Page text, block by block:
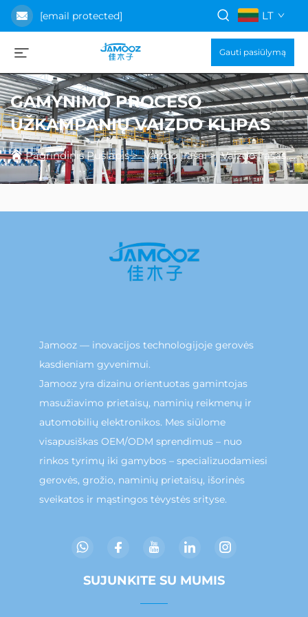
[email protected] LT
Gauti pasiūlymą
GAMYNIMO PROCESO
UŽKAMPANIŲ VAIZDO KLIPAS
Pagrindinis Puslapis>Vaizdo Įrašai>Vaizdo įrašas apie gamybos procesą
Jamooz — inovacijos technologijoje gerovės
kasdieniam gyvenimui.
Jamooz yra dizainu orientuotas gamintojas
masužiavimo prietaisų, naminių reikmenų ir
automobilių elektronikos. Mes siūlome
visapusiškas OEM/ODM sprendimus – nuo
rinkos tyrimų iki gamybos – specializuodamiesi
gerovės, grožio, naminių prietaisų, išorinės
sveikatos ir mąstingos tėvystės srityse.
SUJUNKITE SU MUMIS